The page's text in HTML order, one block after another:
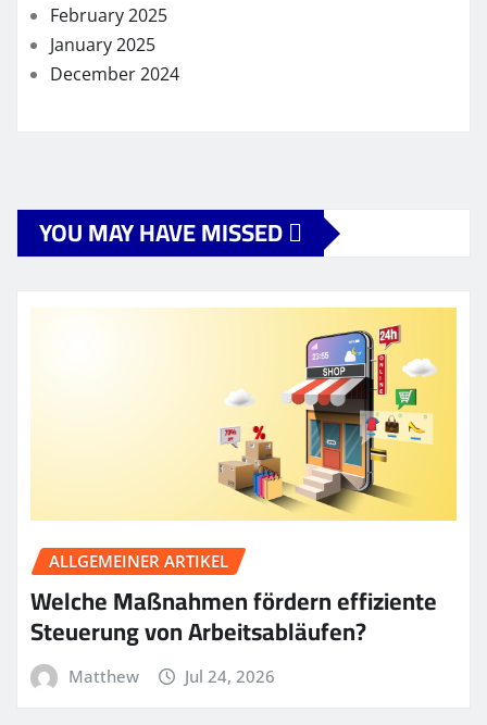
February 2025
January 2025
December 2024
YOU MAY HAVE MISSED
ALLGEMEINER ARTIKEL
Welche Maßnahmen fördern effiziente
Steuerung von Arbeitsabläufen?
Matthew Jul 24, 2026